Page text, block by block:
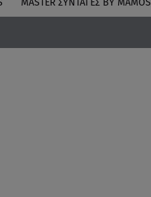
MASTER ΣΥΝΤΑΓΈΣ BY MAMOS